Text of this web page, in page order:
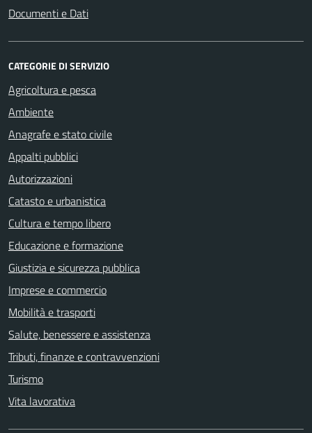
Documenti e Dati
CATEGORIE DI SERVIZIO
Agricoltura e pesca
Ambiente
Anagrafe e stato civile
Appalti pubblici
Autorizzazioni
Catasto e urbanistica
Cultura e tempo libero
Educazione e formazione
Giustizia e sicurezza pubblica
Imprese e commercio
Mobilità e trasporti
Salute, benessere e assistenza
Tributi, finanze e contravvenzioni
Turismo
Vita lavorativa